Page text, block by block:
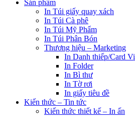
Sản phẩm
In Túi giấy quay xách
In Túi Cà phê
In Túi Mỹ Phẩm
In Túi Phân Bón
Thương hiệu – Marketing
In Danh thiếp/Card
In Folder
In Bì thư
In Tờ rơi
In giấy tiêu đề
Kiến thức – Tin tức
Kiến thức thiết kế – In ấn